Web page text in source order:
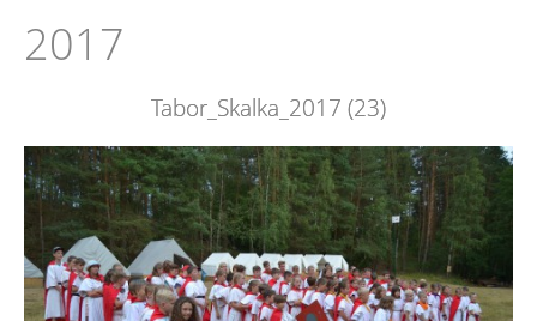
2017
Tabor_Skalka_2017 (23)